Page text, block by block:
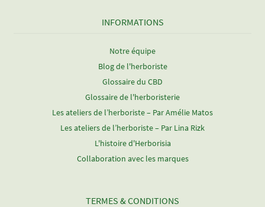
INFORMATIONS
Notre équipe
Blog de l'herboriste
Glossaire du CBD
Glossaire de l'herboristerie
Les ateliers de l’herboriste – Par Amélie Matos
Les ateliers de l’herboriste – Par Lina Rizk
L'histoire d'Herborisia
Collaboration avec les marques
TERMES & CONDITIONS